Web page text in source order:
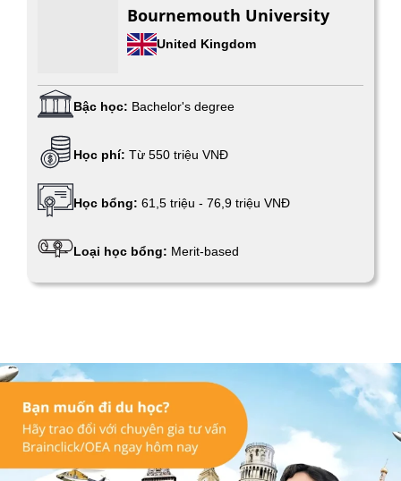
Bournemouth University
United Kingdom
Bậc học: Bachelor's degree
Học phí: Từ 550 triệu VNĐ
Học bổng: 61,5 triệu - 76,9 triệu VNĐ
Loại học bổng: Merit-based